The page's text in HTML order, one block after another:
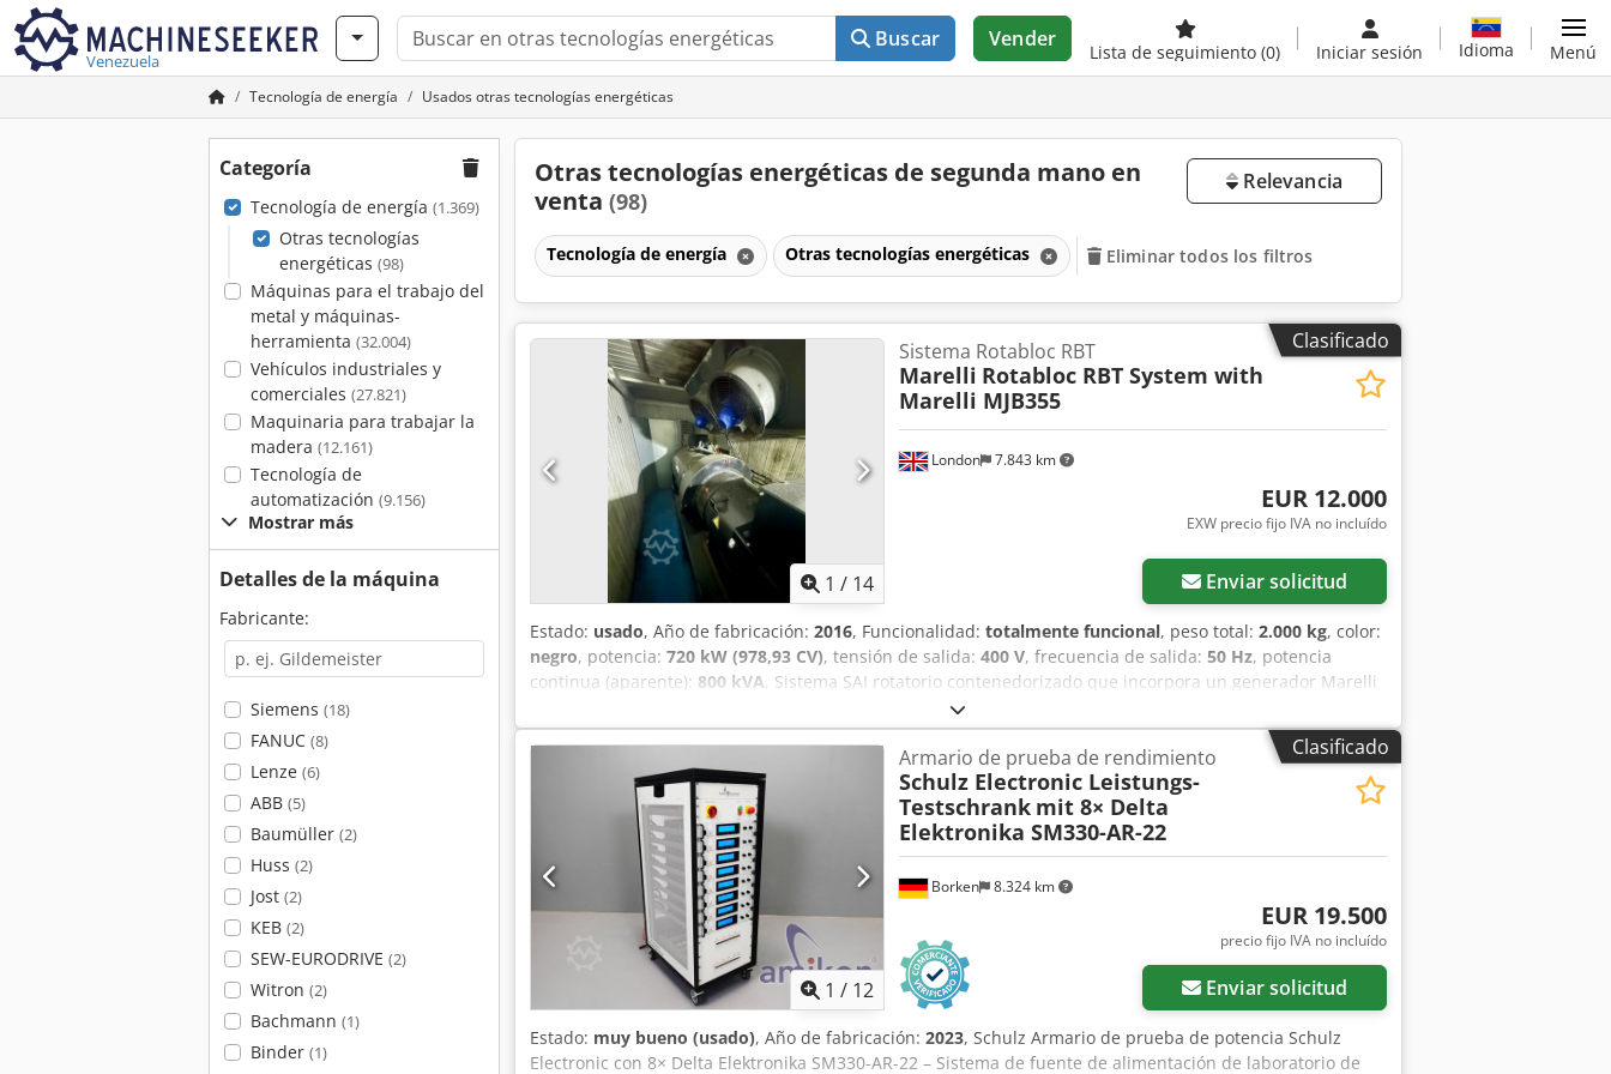
Venezuela
Buscar Vender
Lista de seguimiento (0) Iniciar sesión Idioma Menú
Tecnología de energía Usados otras tecnologías energéticas
Categoría
Tecnología de energía (1.369)
Otras tecnologías
energéticas (98)
Máquinas para el trabajo del
metal y máquinas-
herramienta (32.004)
Vehículos industriales y
comerciales (27.821)
Maquinaria para trabajar la
madera (12.161)
Tecnología de
automatización (9.156)
Mostrar más
Detalles de la máquina
Fabricante:
Siemens (18)
FANUC (8)
Lenze (6)
ABB (5)
Baumüller (2)
Huss (2)
Jost (2)
KEB (2)
SEW-EURODRIVE (2)
Witron (2)
Bachmann (1)
Binder (1)
Otras tecnologías energéticas de segunda mano en
venta (98)
Relevancia
Tecnología de energía Otras tecnologías energéticas Eliminar todos los filtros
Clasificado
1 / 14
London 7.843 km
Sistema Rotabloc RBT
Marelli Rotabloc RBT System with
Marelli MJB355
EUR 12.000
EXW precio fijo IVA no incluído
Enviar solicitud
Estado: usado, Año de fabricación: 2016, Funcionalidad: totalmente funcional, peso total: 2.000 kg, color:
negro, potencia: 720 kW (978,93 CV), tensión de salida: 400 V, frecuencia de salida: 50 Hz, potencia
continua (aparente): 800 kVA, Sistema SAI rotatorio contenedorizado que incorpora un generador Marelli
MJB 400 LB4 B2 y tecnología de volante de inercia Rotabloc Modelo: MJB 355 MB4 B2 Potencia nominal:
900 kVA, 400 V / 920 kVA, 440 V Potencia activa: 720 kW Tensión: 400 V / 440 V Frecuencia: 50 Hz / 60 Hz
Corriente nominal: 1155 A, 400 V / 1207 A, 440 V Velocidad: 1500 / 1800 rpm Factor de potencia: 0,8 Clase
de aislamiento: H Peso: 1950 kg Credpfx Akjwx H Hzjtof Clase de protección: IP23 Rodamientos: 6317 C3
Lubricación: Mobil Polyrex EM Alternador Rotabloc RBT (SAI basado en volante de inercia) Tipo de modelo:
MJB-355 Limitación de potencia del SAI: 500 kVA Rango de tensión: 400 V ± 12,5 % Corriente: 722 A
Frecuencia: 50 Hz Velocidad: 1500 rpm Peso: 1950 kg Fabricado en Bélgica Características y ventajas SAI
rotatorio: no requiere baterías Diseño compacto con refrigeración integrada Ideal para la estabilidad de la
red eléctrica y sistemas críticos Ingeniería europea fiable (Bélgica e Italia) Certificación CE, listo para su
uso internacional
Clasificado
1 / 12
Borken 8.324 km
Armario de prueba de rendimiento
Schulz Electronic Leistungs-
Testschrank mit 8× Delta
Elektronika SM330-AR-22
EUR 19.500
precio fijo IVA no incluído
Enviar solicitud
Estado: muy bueno (usado), Año de fabricación: 2023, Schulz Armario de prueba de potencia Schulz
Electronic con 8× Delta Elektronika SM330-AR-22 – Sistema de fuente de alimentación de laboratorio de